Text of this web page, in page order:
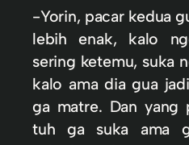
-Yorin, pacar kedua
lebih enak, kalo
sering ketemu, suka
kalo ama dia gua
ga matre. Dan yang
tuh ga suka ama